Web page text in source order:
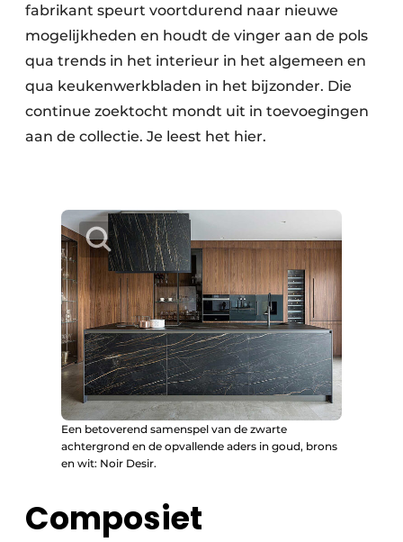
fabrikant speurt voortdurend naar nieuwe
mogelijkheden en houdt de vinger aan de pols
qua trends in het interieur in het algemeen en
qua keukenwerkbladen in het bijzonder. Die
continue zoektocht mondt uit in toevoegingen
aan de collectie. Je leest het hier.
Een betoverend samenspel van de zwarte
achtergrond en de opvallende aders in goud, brons
en wit: Noir Desir.
Composiet